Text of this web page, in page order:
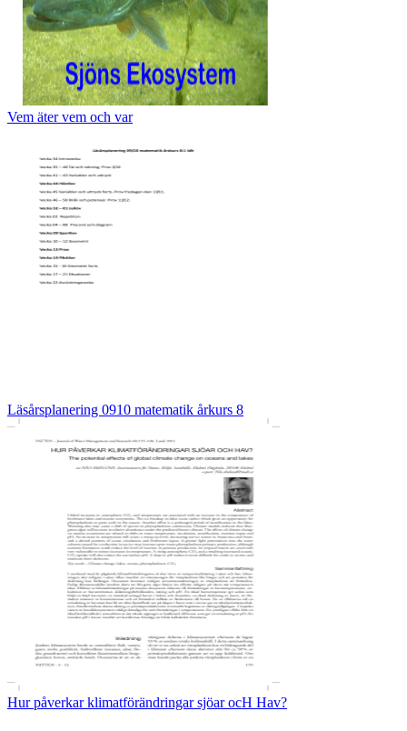
Vem äter vem och var
Läsårsplanering 0910 matematik årkurs 8
Hur påverkar klimatförändringar sjöar ocH Hav?